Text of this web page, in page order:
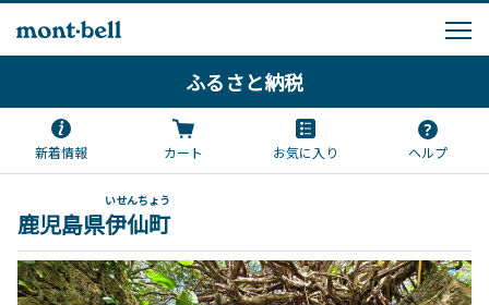
ふるさと納税
新着情報 カート お気に入り ヘルプ
鹿児島県伊仙町
いせんちょう